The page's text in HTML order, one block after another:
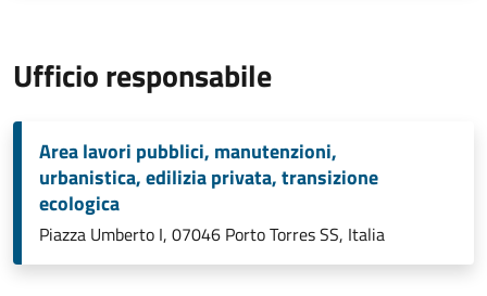
Ufficio responsabile
Area lavori pubblici, manutenzioni,
urbanistica, edilizia privata, transizione
ecologica
Piazza Umberto I, 07046 Porto Torres SS, Italia